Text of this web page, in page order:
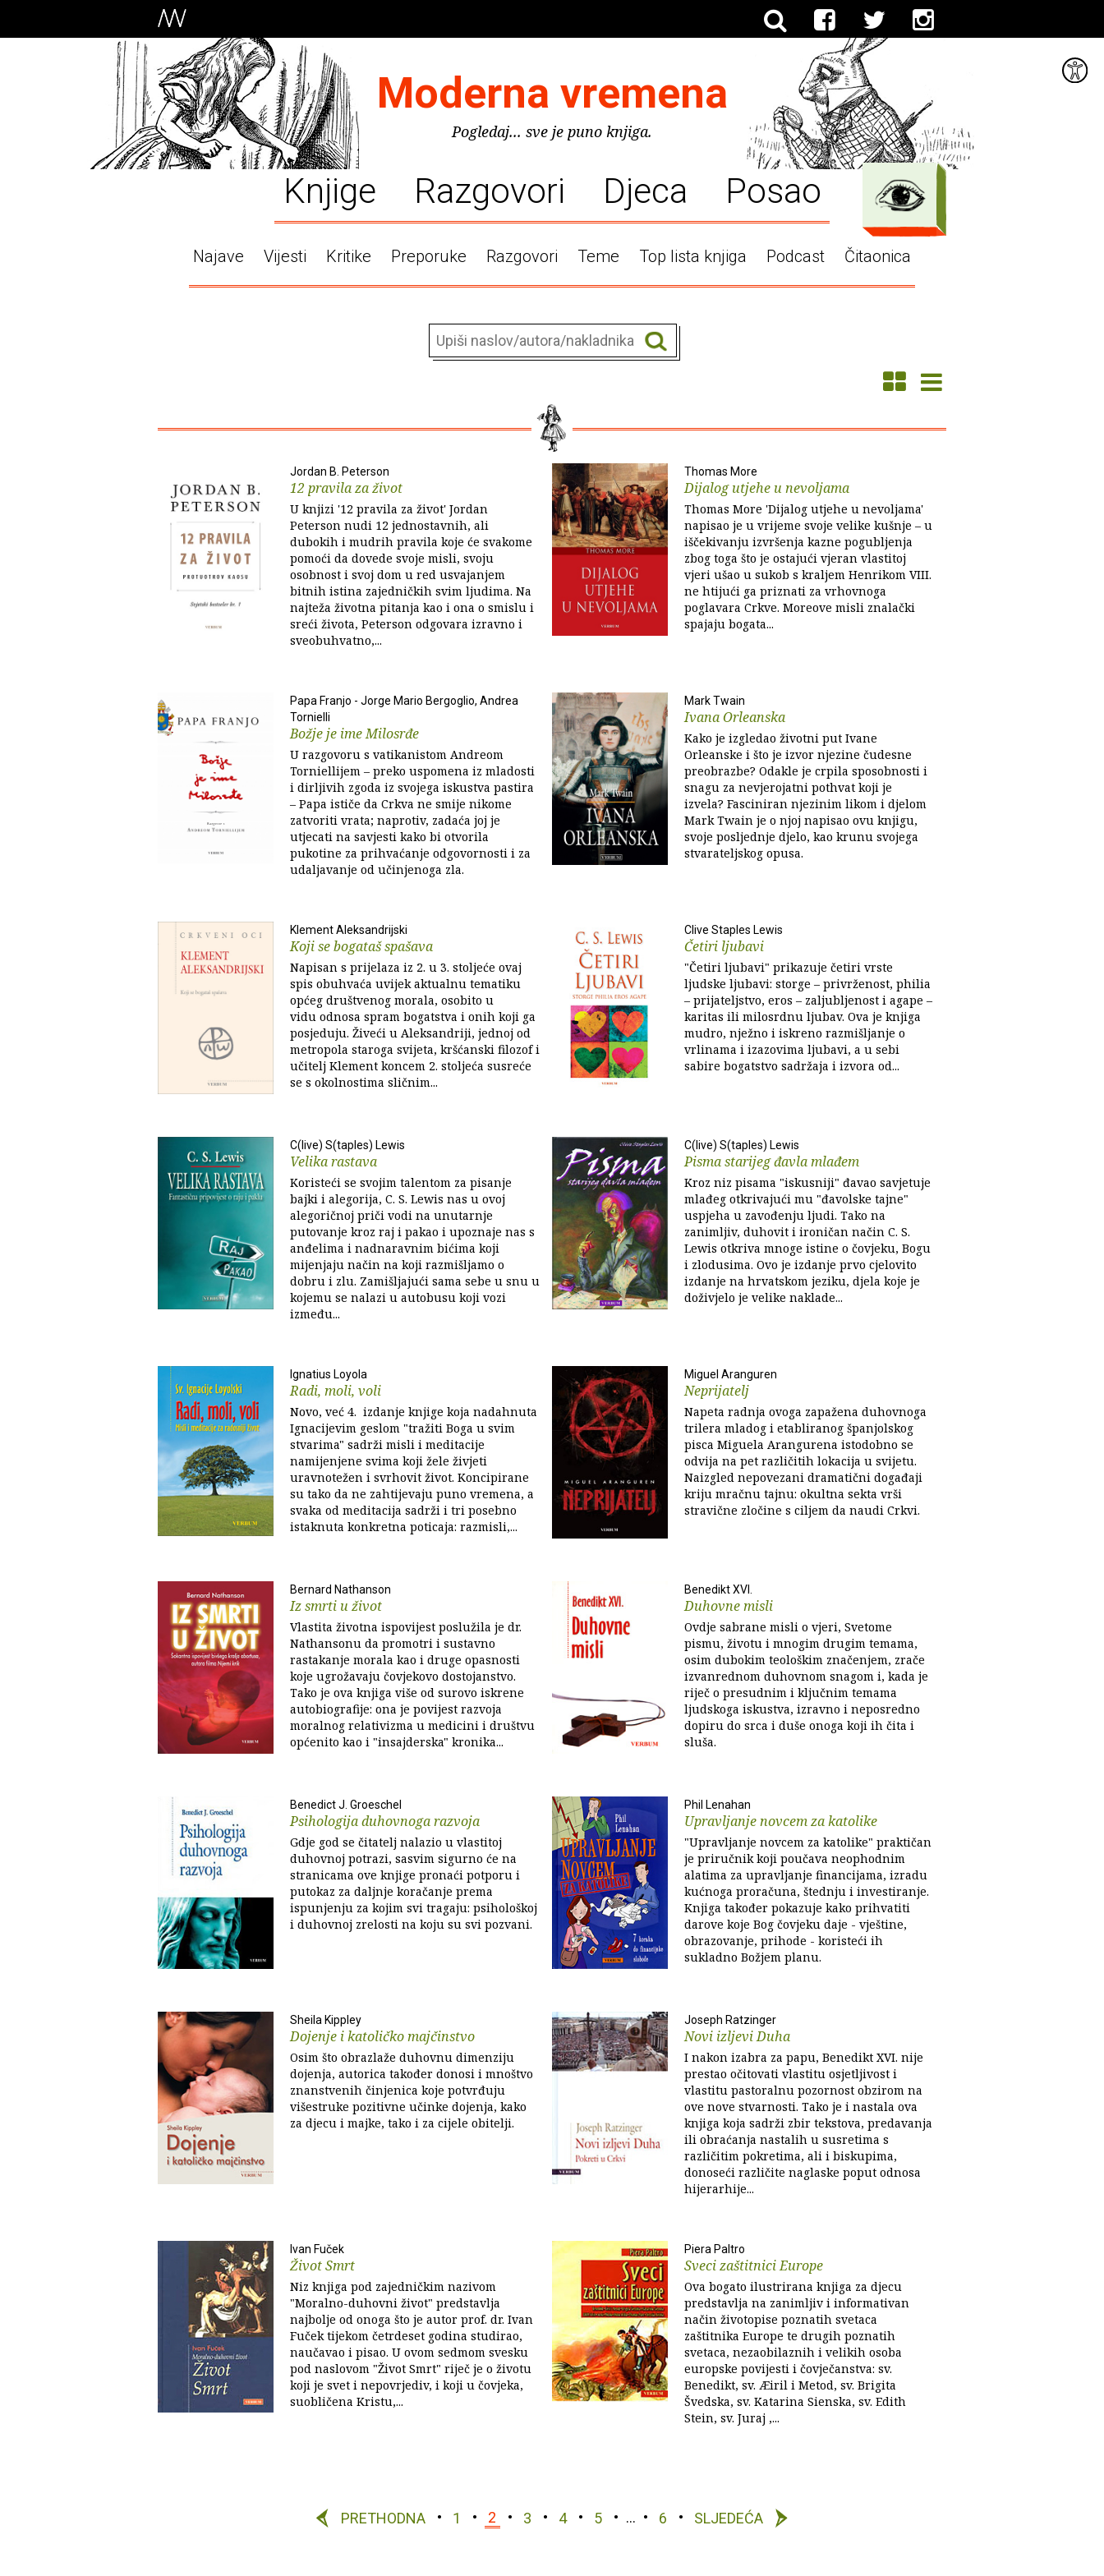
Moderna vremena
Pogledaj... sve je puno knjiga.
Knjige Razgovori Djeca Posao
Najave Vijesti Kritike Preporuke Razgovori Teme Top lista knjiga Podcast Čitaonica
Jordan B. Peterson
12 pravila za život
U knjizi '12 pravila za život' Jordan
Peterson nudi 12 jednostavnih, ali
dubokih i mudrih pravila koje će svakome
pomoći da dovede svoje misli, svoju
osobnost i svoj dom u red usvajanjem
bitnih istina zajedničkih svim ljudima. Na
najteža životna pitanja kao i ona o smislu i
sreći života, Peterson odgovara izravno i
sveobuhvatno,...
Thomas More
Dijalog utjehe u nevoljama
Thomas More 'Dijalog utjehe u nevoljama'
napisao je u vrijeme svoje velike kušnje – u
iščekivanju izvršenja kazne pogubljenja
zbog toga što je ostajući vjeran vlastitoj
vjeri ušao u sukob s kraljem Henrikom VIII.
ne htijući ga priznati za vrhovnoga
poglavara Crkve. Moreove misli znalački
spajaju bogata...
Papa Franjo - Jorge Mario Bergoglio, Andrea
Tornielli
Božje je ime Milosrđe
U razgovoru s vatikanistom Andreom
Torniellijem – preko uspomena iz mladosti
i dirljivih zgoda iz svojega iskustva pastira
– Papa ističe da Crkva ne smije nikome
zatvoriti vrata; naprotiv, zadaća joj je
utjecati na savjesti kako bi otvorila
pukotine za prihvaćanje odgovornosti i za
udaljavanje od učinjenoga zla.
Mark Twain
Ivana Orleanska
Kako je izgledao životni put Ivane
Orleanske i što je izvor njezine čudesne
preobrazbe? Odakle je crpila sposobnosti i
snagu za nevjerojatni pothvat koji je
izvela? Fasciniran njezinim likom i djelom
Mark Twain je o njoj napisao ovu knjigu,
svoje posljednje djelo, kao krunu svojega
stvarateljskog opusa.
Klement Aleksandrijski
Koji se bogataš spašava
Napisan s prijelaza iz 2. u 3. stoljeće ovaj
spis obuhvaća uvijek aktualnu tematiku
općeg društvenog morala, osobito u
vidu odnosa spram bogatstva i onih koji ga
posjeduju. Živeći u Aleksandriji, jednoj od
metropola staroga svijeta, kršćanski filozof i
učitelj Klement koncem 2. stoljeća susreće
se s okolnostima sličnim...
Clive Staples Lewis
Četiri ljubavi
"Četiri ljubavi" prikazuje četiri vrste
ljudske ljubavi: storge – privrženost, philia
– prijateljstvo, eros – zaljubljenost i agape –
karitas ili milosrdnu ljubav. Ova je knjiga
mudro, nježno i iskreno razmišljanje o
vrlinama i izazovima ljubavi, a u sebi
sabire bogatstvo sadržaja i izvora od...
C(live) S(taples) Lewis
Velika rastava
Koristeći se svojim talentom za pisanje
bajki i alegorija, C. S. Lewis nas u ovoj
alegoričnoj priči vodi na unutarnje
putovanje kroz raj i pakao i upoznaje nas s
anđelima i nadnaravnim bićima koji
mijenjaju način na koji razmišljamo o
dobru i zlu. Zamišljajući sama sebe u snu u
kojemu se nalazi u autobusu koji vozi
između...
C(live) S(taples) Lewis
Pisma starijeg đavla mlađem
Kroz niz pisama "iskusniji" đavao savjetuje
mlađeg otkrivajući mu "đavolske tajne"
uspjeha u zavođenju ljudi. Tako na
zanimljiv, duhovit i ironičan način C. S.
Lewis otkriva mnoge istine o čovjeku, Bogu
i zlodusima. Ovo je izdanje prvo cjelovito
izdanje na hrvatskom jeziku, djela koje je
doživjelo je velike naklade...
Ignatius Loyola
Radi, moli, voli
Novo, već 4. izdanje knjige koja nadahnuta
Ignacijevim geslom "tražiti Boga u svim
stvarima" sadrži misli i meditacije
namijenjene svima koji žele živjeti
uravnotežen i svrhovit život. Koncipirane
su tako da ne zahtijevaju puno vremena, a
svaka od meditacija sadrži i tri posebno
istaknuta konkretna poticaja: razmisli,...
Miguel Aranguren
Neprijatelj
Napeta radnja ovoga zapažena duhovnoga
trilera mladog i etabliranog španjolskog
pisca Miguela Arangurena istodobno se
odvija na pet različitih lokacija u svijetu.
Naizgled nepovezani dramatični događaji
kriju mračnu tajnu: okultna sekta vrši
stravične zločine s ciljem da naudi Crkvi.
Bernard Nathanson
Iz smrti u život
Vlastita životna ispovijest poslužila je dr.
Nathansonu da promotri i sustavno
rastakanje morala kao i druge opasnosti
koje ugrožavaju čovjekovo dostojanstvo.
Tako je ova knjiga više od surovo iskrene
autobiografije: ona je povijest razvoja
moralnog relativizma u medicini i društvu
općenito kao i "insajderska" kronika...
Benedikt XVI.
Duhovne misli
Ovdje sabrane misli o vjeri, Svetome
pismu, životu i mnogim drugim temama,
osim dubokim teološkim značenjem, zrače
izvanrednom duhovnom snagom i, kada je
riječ o presudnim i ključnim temama
ljudskoga iskustva, izravno i neposredno
dopiru do srca i duše onoga koji ih čita i
sluša.
Benedict J. Groeschel
Psihologija duhovnoga razvoja
Gdje god se čitatelj nalazio u vlastitoj
duhovnoj potrazi, sasvim sigurno će na
stranicama ove knjige pronaći potporu i
putokaz za daljnje koračanje prema
ispunjenju za kojim svi tragaju: psihološkoj
i duhovnoj zrelosti na koju su svi pozvani.
Phil Lenahan
Upravljanje novcem za katolike
"Upravljanje novcem za katolike" praktičan
je priručnik koji poučava neophodnim
alatima za upravljanje financijama, izradu
kućnoga proračuna, štednju i investiranje.
Knjiga također pokazuje kako prihvatiti
darove koje Bog čovjeku daje - vještine,
obrazovanje, prihode - koristeći ih
sukladno Božjem planu.
Sheila Kippley
Dojenje i katoličko majčinstvo
Osim što obrazlaže duhovnu dimenziju
dojenja, autorica također donosi i mnoštvo
znanstvenih činjenica koje potvrđuju
višestruke pozitivne učinke dojenja, kako
za djecu i majke, tako i za cijele obitelji.
Joseph Ratzinger
Novi izljevi Duha
I nakon izabra za papu, Benedikt XVI. nije
prestao očitovati vlastitu osjetljivost i
vlastitu pastoralnu pozornost obzirom na
ove nove stvarnosti. Tako je i nastala ova
knjiga koja sadrži zbir tekstova, predavanja
ili obraćanja nastalih u susretima s
različitim pokretima, ali i biskupima,
donoseći različite naglaske poput odnosa
hijerarhije...
Ivan Fuček
Život Smrt
Niz knjiga pod zajedničkim nazivom
"Moralno-duhovni život" predstavlja
najbolje od onoga što je autor prof. dr. Ivan
Fuček tijekom četrdeset godina studirao,
naučavao i pisao. U ovom sedmom svesku
pod naslovom "Život Smrt" riječ je o životu
koji je svet i nepovrjediv, i koji u čovjeka,
suobličena Kristu,...
Piera Paltro
Sveci zaštitnici Europe
Ova bogato ilustrirana knjiga za djecu
predstavlja na zanimljiv i informativan
način životopise poznatih svetaca
zaštitnika Europe te drugih poznatih
svetaca, nezaobilaznih i velikih osoba
europske povijesti i čovječanstva: sv.
Benedikt, sv. Æiril i Metod, sv. Brigita
Švedska, sv. Katarina Sienska, sv. Edith
Stein, sv. Juraj ,...
PRETHODNA 1 2 3 4 5 … 6 SLJEDEĆA